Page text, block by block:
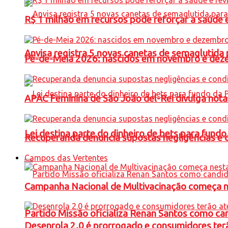
Anvisa registra 5 novas canetas de
Lei destina parte do dinheiro de bets para
Partido Missão oficializa Renan Santos como
R$ 1 milhão em recursos pode reforçar a
Pé-de-Meia 2026: nascidos em novembro e
APAC Feminina de São João del-Rei divulga
Recuperanda denuncia supostas negligências e
Campos das Vertentes
Campanha Nacional de Multivacinação começa
Desenrola 2.0 é prorrogado e consumidores